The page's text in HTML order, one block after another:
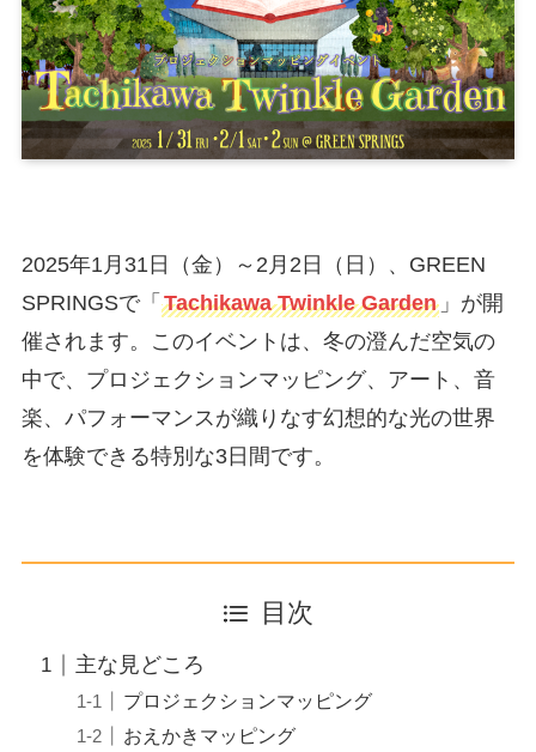
2025年1月31日（金）～2月2日（日）、GREEN
SPRINGSで「 Tachikawa Twinkle Garden」が開
催されます。このイベントは、冬の澄んだ空気の
中で、プロジェクションマッピング、アート、音
楽、パフォーマンスが織りなす幻想的な光の世界
を体験できる特別な3日間です。
目次
主な見どころ
プロジェクションマッピング
おえかきマッピング